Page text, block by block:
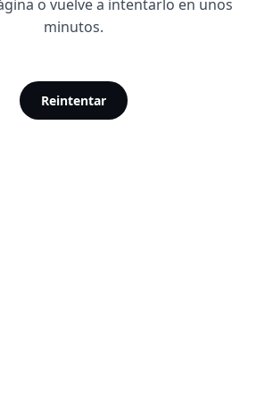
o vuelve a intentarlo en unos
minutos.
Reintentar